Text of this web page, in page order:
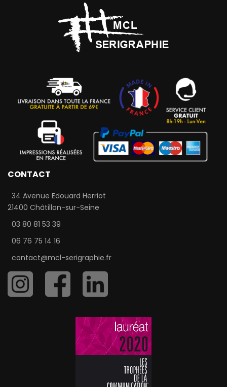
CONTACT
34 Avenue Edouard Herriot
21400 Châtillon-sur-Seine
03 80 81 53 39
06 76 75 14 16
contact@mcl-serigraphie.fr